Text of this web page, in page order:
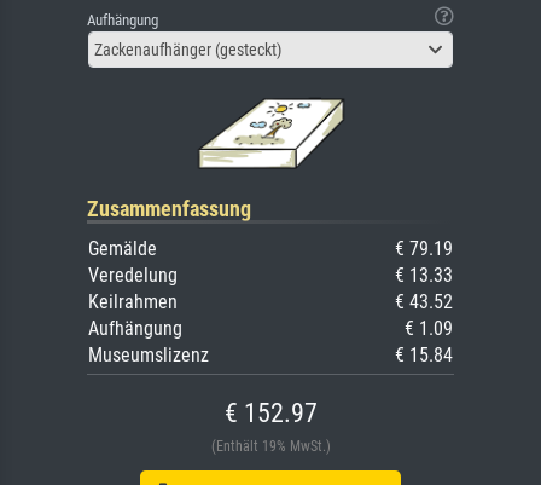
Aufhängung
Zackenaufhänger (gesteckt)
Zusammenfassung
Gemälde
€ 79.19
Veredelung
€ 13.33
Keilrahmen
€ 43.52
Aufhängung
€ 1.09
Museumslizenz
€ 15.84
€ 152.97
(Enthält 19% MwSt.)